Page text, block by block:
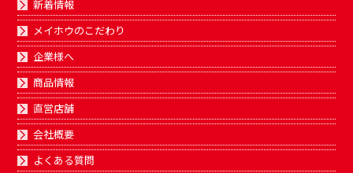
新着情報
メイホウのこだわり
企業様へ
商品情報
直営店舗
会社概要
よくある質問